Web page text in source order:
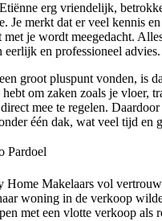
erg vriendelijk,
Je merkt dat er veel kennis
met je wordt meegedacht.
eerlijk en professioneel advies.
groot pluspunt vonden, is
om zaken zoals je vloer,
mee te regelen.
één dak, wat veel tijd en
Pardoel
Home Makelaars vol
woning in de verkoop
met een vlotte verkoop als